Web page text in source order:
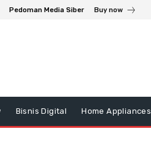
Pedoman Media Siber Buy now
Bisnis Digital Home Appliances